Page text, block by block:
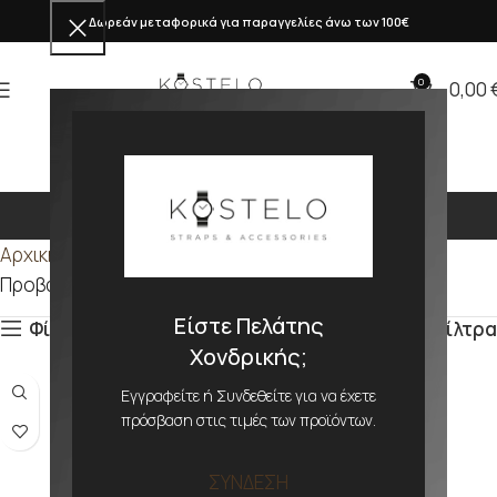
Είστε Πελάτης
Χονδρικής;
Εγγραφείτε ή Συνδεθείτε για να έχετε
πρόσβαση στις τιμές των προϊόντων.
ΣΥΝΔΕΣΗ
Δωρεάν μεταφορικά για παραγγελίες άνω των 100€
0 0,00
Υφασμάτινα
Αρχική σελίδα
Προβάλλονται όλα - 9 αποτελέσματα
Φίλτρα
Φίλτρα